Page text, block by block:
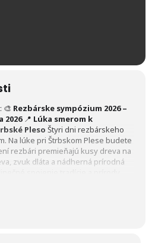
🎨 Rezbárske sympózium 2026 –
2026📍 Lúka smerom k
Pleso Štyri dni rezbárskeho
Na lúke pri Štrbskom Plese budete
rezbári premieňajú kusy dreva na
zvuk dláta a nádherná prírodná